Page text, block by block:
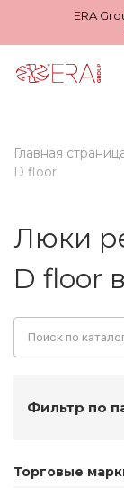
ERA
Главная
D floor
Люки
D floor
Фильтр по
Торговые